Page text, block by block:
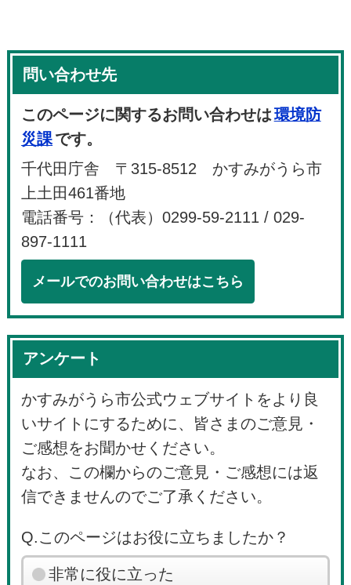
問い合わせ先
このページに関するお問い合わせは環境防
災課です。
千代田庁舎 〒315-8512 かすみがうら市
上土田461番地
電話番号：（代表）0299-59-2111 / 029-
897-1111
メールでのお問い合わせはこちら
アンケート
かすみがうら市公式ウェブサイトをより良
いサイトにするために、皆さまのご意見・
ご感想をお聞かせください。
なお、この欄からのご意見・ご感想には返
信できませんのでご了承ください。
Q.このページはお役に立ちましたか？
非常に役に立った